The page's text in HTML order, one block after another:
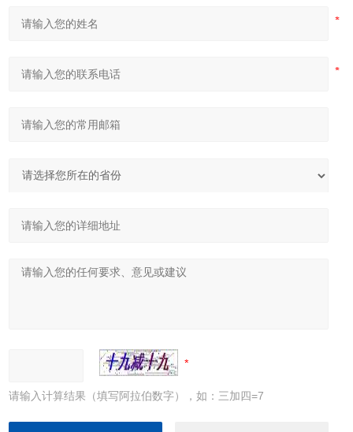
请输入计算结果（填写阿拉伯数字），如：三加四=7